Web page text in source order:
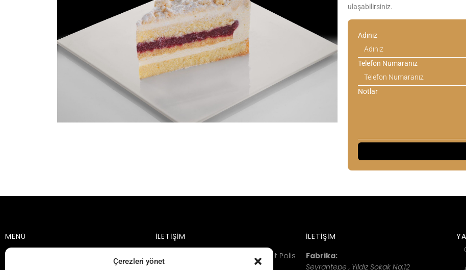
Çerezleri yönet
ulaşabilirsiniz.
Adınız
Telefon Numaranız
Notlar
MENÜ
İLETİŞİM
Şahintepe Mah. Şehit Polis
Fethi Sekin Cad.
İLETİŞİM
Fabrika:
Seyrantepe , Yıldız Sokak No:12